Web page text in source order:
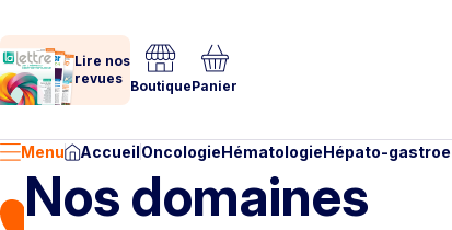
Lire nos
revues BoutiquePanier
Menu AccueilOncologieHématologieHépato-
Nos domaines